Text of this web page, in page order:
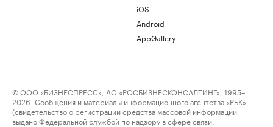
iOS
Android
AppGallery
© ООО «БИЗНЕСПРЕСС», АО «РОСБИЗНЕСКОНСАЛТИНГ», 1995–
2026. Сообщения и материалы информационного агентства «РБК»
(свидетельство о регистрации средства массовой информации
выдано Федеральной службой по надзору в сфере связи,